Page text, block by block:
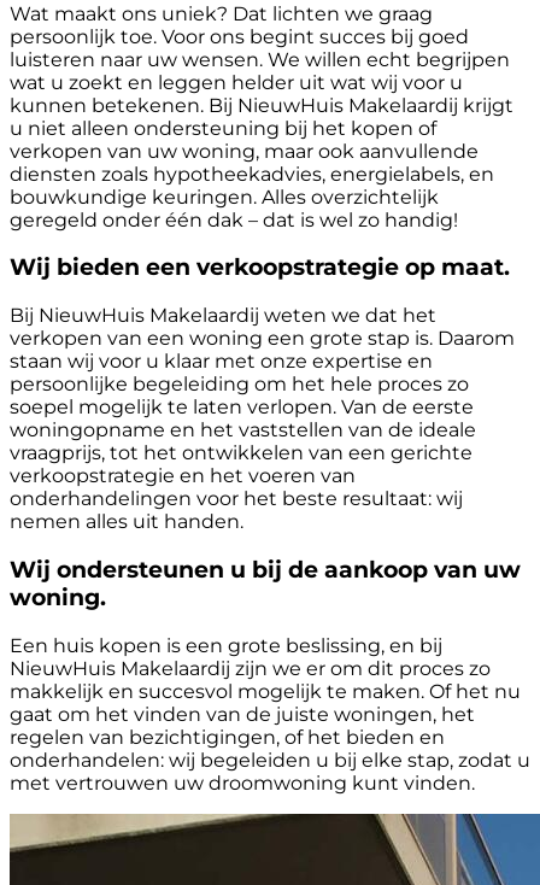
Wat maakt ons uniek? Dat lichten we graag
persoonlijk toe. Voor ons begint succes bij goed
luisteren naar uw wensen. We willen echt begrijpen
wat u zoekt en leggen helder uit wat wij voor u
kunnen betekenen. Bij NieuwHuis Makelaardij krijgt
u niet alleen ondersteuning bij het kopen of
verkopen van uw woning, maar ook aanvullende
diensten zoals hypotheekadvies, energielabels, en
bouwkundige keuringen. Alles overzichtelijk
geregeld onder één dak – dat is wel zo handig!
Wij bieden een verkoopstrategie op maat.
Bij NieuwHuis Makelaardij weten we dat het
verkopen van een woning een grote stap is. Daarom
staan wij voor u klaar met onze expertise en
persoonlijke begeleiding om het hele proces zo
soepel mogelijk te laten verlopen. Van de eerste
woningopname en het vaststellen van de ideale
vraagprijs, tot het ontwikkelen van een gerichte
verkoopstrategie en het voeren van
onderhandelingen voor het beste resultaat: wij
nemen alles uit handen.
Wij ondersteunen u bij de aankoop van uw
woning.
Een huis kopen is een grote beslissing, en bij
NieuwHuis Makelaardij zijn we er om dit proces zo
makkelijk en succesvol mogelijk te maken. Of het nu
gaat om het vinden van de juiste woningen, het
regelen van bezichtigingen, of het bieden en
onderhandelen: wij begeleiden u bij elke stap, zodat u
met vertrouwen uw droomwoning kunt vinden.